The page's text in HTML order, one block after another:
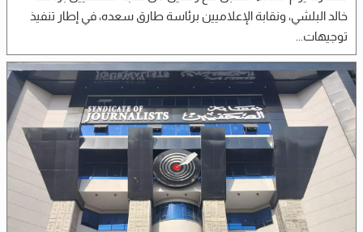
خالد البلشي، ونقابة الإعلاميين برئاسة طارق سعده، في إطار تنفيذ
توجيهات...